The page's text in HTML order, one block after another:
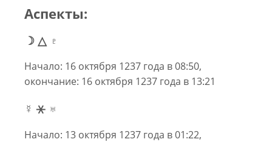
Аспекты:
☽ △ ♇
Начало: 16 октября 1237 года в 08:50,
окончание: 16 октября 1237 года в 13:21
☿ ⚹ ♅
Начало: 13 октября 1237 года в 01:22,